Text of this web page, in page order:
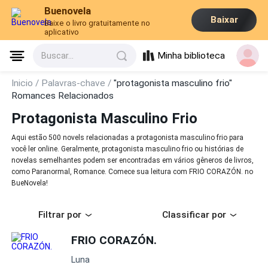
Buenovela
Baixe o livro gratuitamente no
aplicativo
Baixar
Buscar... Minha biblioteca
Inicio / Palavras-chave /"protagonista masculino frio"
Romances Relacionados
Protagonista Masculino Frio
Aqui estão 500 novels relacionadas a protagonista masculino frio para
você ler online. Geralmente, protagonista masculino frio ou histórias de
novelas semelhantes podem ser encontradas em vários gêneros de livros,
como Paranormal, Romance. Comece sua leitura com FRIO CORAZÓN. no
BueNovela!
Filtrar por Classificar por
FRIO CORAZÓN.
Luna